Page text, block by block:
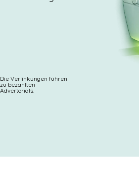
Die Verlinkungen führen
zu bezahlten
Advertorials.